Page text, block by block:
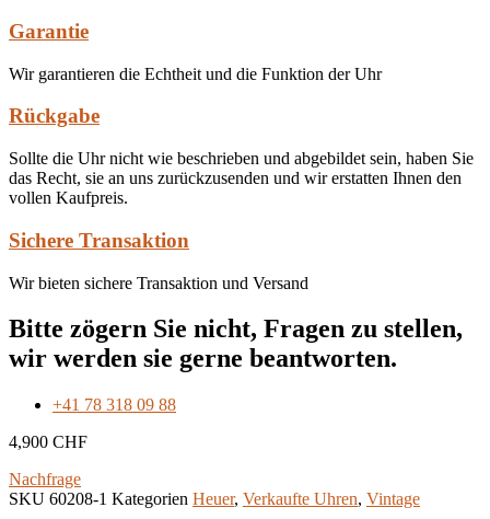
Garantie
Wir garantieren die Echtheit und die Funktion der Uhr
Rückgabe
Sollte die Uhr nicht wie beschrieben und abgebildet sein, haben Sie
das Recht, sie an uns zurückzusenden und wir erstatten Ihnen den
vollen Kaufpreis.
Sichere Transaktion
Wir bieten sichere Transaktion und Versand
Bitte zögern Sie nicht, Fragen zu stellen,
wir werden sie gerne beantworten.
+41 78 318 09 88
4,900 CHF
Nachfrage
SKU 60208-1 Kategorien Heuer, Verkaufte Uhren, Vintage